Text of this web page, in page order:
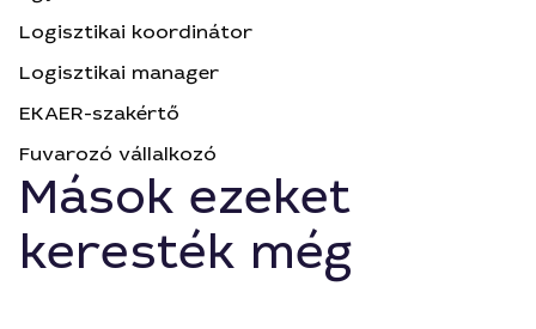
Logisztikai koordinátor
Logisztikai manager
EKAER-szakértő
Fuvarozó vállalkozó
Mások ezeket
keresték még